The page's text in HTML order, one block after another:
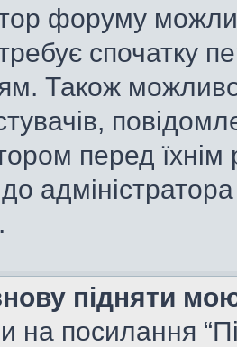
форуму
спочатку
Також
перед
до
підняти
на посилання